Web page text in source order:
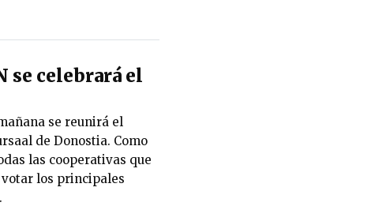
se celebrará el
se reunirá el
de Donostia. Como
las cooperativas que
los principales